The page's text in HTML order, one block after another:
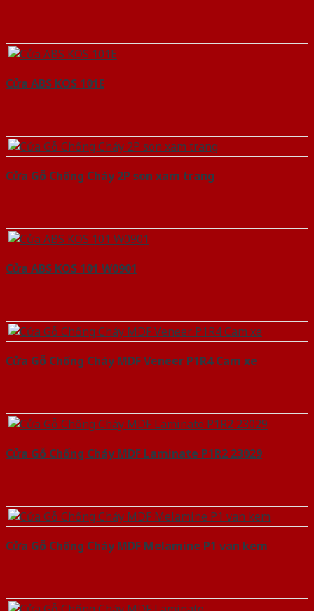
Cửa ABS KOS 101E
Cửa Gỗ Chống Cháy 2P son xam trang
Cửa ABS KOS 101 W0901
Cửa Gỗ Chống Cháy MDF Veneer P1R4 Cam xe
Cửa Gỗ Chống Cháy MDF Laminate P1R2 23029
Cửa Gỗ Chống Cháy MDF Melamine P1 van kem